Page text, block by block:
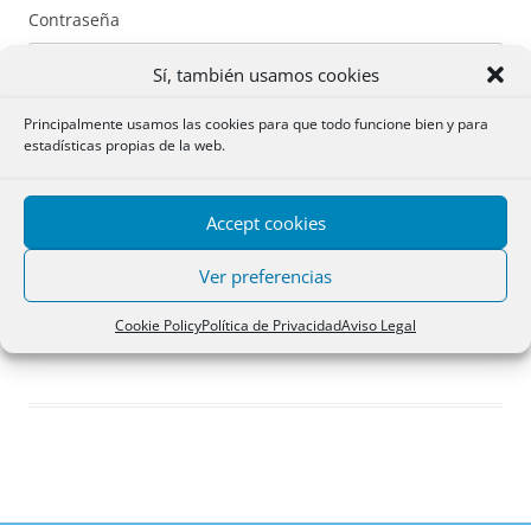
Sí, también usamos cookies
Principalmente usamos las cookies para que todo funcione bien y para
estadísticas propias de la web.
Accept cookies
Ver preferencias
Cookie PolicyPolítica de PrivacidadAviso Legal
Contraseña
Acceder
Registro
¿Has olvidado tu contraseña?